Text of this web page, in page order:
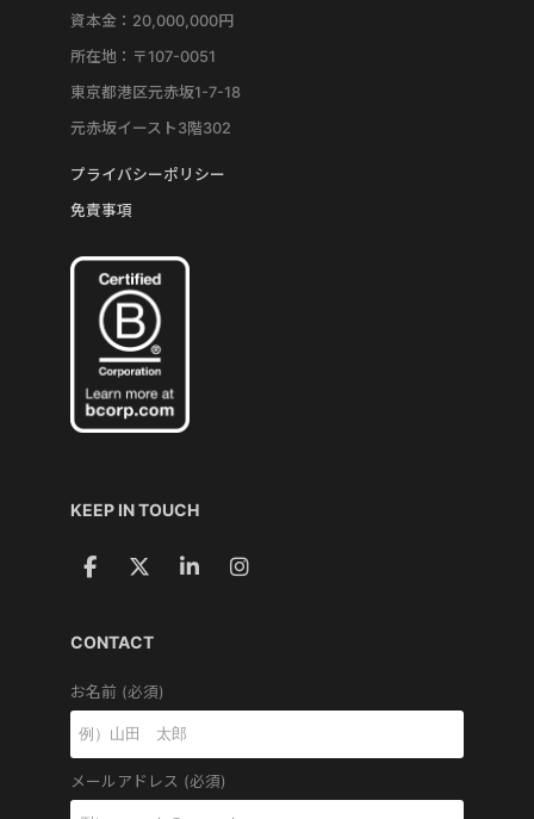
資本金：20,000,000円
所在地：〒107-0051
東京都港区元赤坂1-7-18
元赤坂イースト3階302
プライバシーポリシー
免責事項
KEEP IN TOUCH
CONTACT
お名前 (必須)
メールアドレス (必須)